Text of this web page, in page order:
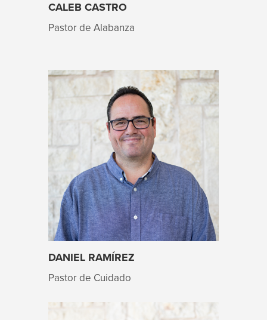
CALEB CASTRO
Pastor de Alabanza
DANIEL RAMÍREZ
Pastor de Cuidado